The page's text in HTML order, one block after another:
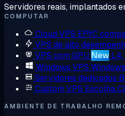
Servidores reais, implantados
COMPUTAR
Cloud VPS EPYC
VPS de alto
VPS com GPU New
Windows VPS
Servidores dedicados
Custom VPS Escolha
AMBIENTE DE TRABALHO